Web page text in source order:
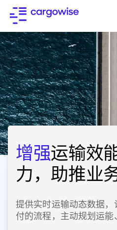
增强运输效
力，助推业
提供实时运输动态数据
付的流程，主动规划运能